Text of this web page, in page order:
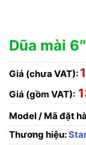
Dũa mài
Giá (chưa VAT):
Giá (gồm VAT):
Model / Mã đặt
Thương hiệu: